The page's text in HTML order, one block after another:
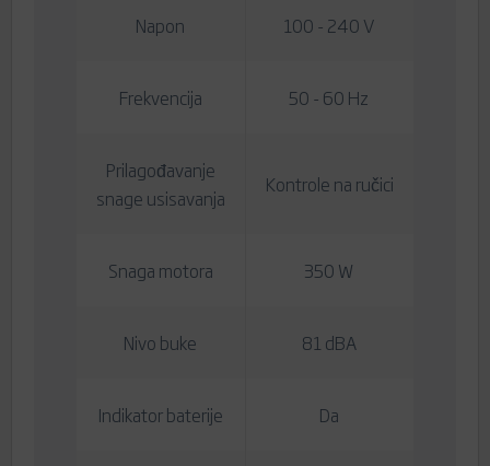
Napon 100 - 240 V
Frekvencija 50 - 60 Hz
Prilagođavanje
snage usisavanja
Kontrole na ručici
Snaga motora 350 W
Nivo buke 81 dBA
Indikator baterije Da